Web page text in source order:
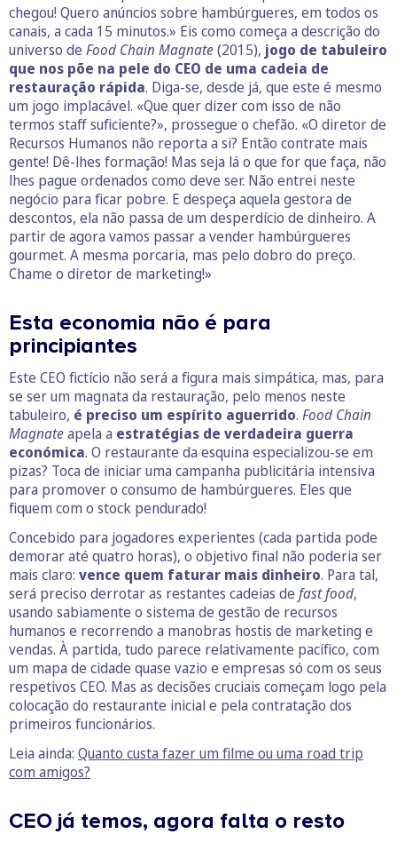
chegou! Quero anúncios sobre hambúrgueres, em todos os
canais, a cada 15 minutos.» Eis como começa a descrição do
universo de Food Chain Magnate(2015), jogo de tabuleiro
que nos põe na pele do CEO de uma cadeia de
restauração rápida. Diga-se, desde já, que este é mesmo
um jogo implacável. «Que quer dizer com isso de não
termos staff suficiente?», prossegue o chefão. «O diretor de
Recursos Humanos não reporta a si? Então contrate mais
gente! Dê-lhes formação! Mas seja lá o que for que faça, não
lhes pague ordenados como deve ser. Não entrei neste
negócio para ficar pobre. E despeça aquela gestora de
descontos, ela não passa de um desperdício de dinheiro. A
partir de agora vamos passar a vender hambúrgueres
gourmet. A mesma porcaria, mas pelo dobro do preço.
Chame o diretor de marketing!»
Esta economia não é para
principiantes
Este CEO fictício não será a figura mais simpática, mas, para
se ser um magnata da restauração, pelo menos neste
tabuleiro, é preciso um espírito aguerrido. Food Chain
Magnateapela a estratégias de verdadeira guerra
económica. O restaurante da esquina especializou-se em
pizas? Toca de iniciar uma campanha publicitária intensiva
para promover o consumo de hambúrgueres. Eles que
fiquem com o stock pendurado!
Concebido para jogadores experientes (cada partida pode
demorar até quatro horas), o objetivo final não poderia ser
mais claro: vence quem faturar mais dinheiro. Para tal,
será preciso derrotar as restantes cadeias de fast food,
usando sabiamente o sistema de gestão de recursos
humanos e recorrendo a manobras hostis de marketing e
vendas. À partida, tudo parece relativamente pacífico, com
um mapa de cidade quase vazio e empresas só com os seus
respetivos CEO. Mas as decisões cruciais começam logo pela
colocação do restaurante inicial e pela contratação dos
primeiros funcionários.
Leia ainda: Quanto custa fazer um filme ou uma road trip
com amigos?
CEO já temos, agora falta o resto